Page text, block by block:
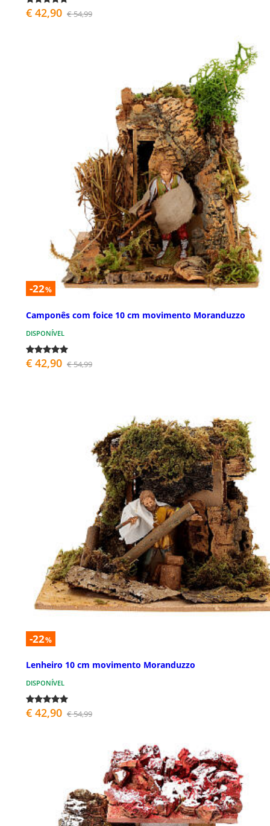
€ 42,90 € 54,99
-22%
Camponês com foice 10 cm movimento Moranduzzo
DISPONÍVEL
€ 42,90 € 54,99
-22%
Lenheiro 10 cm movimento Moranduzzo
DISPONÍVEL
€ 42,90 € 54,99